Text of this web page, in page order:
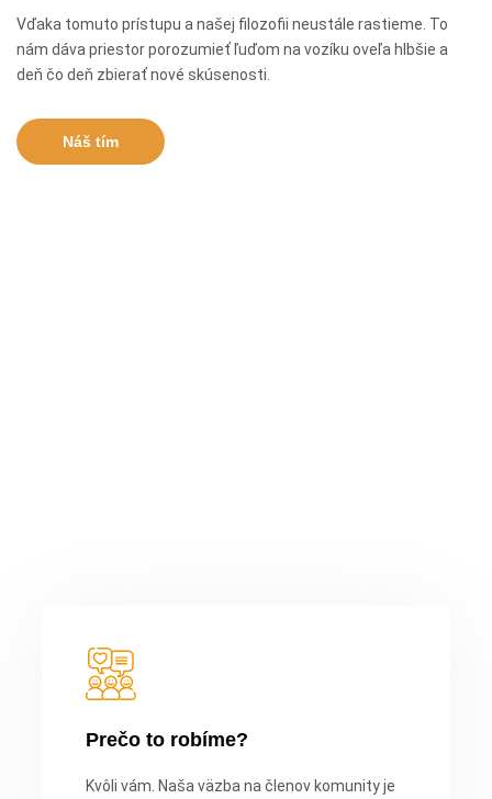
Vďaka tomuto prístupu a našej filozofii neustále rastieme. To
nám dáva priestor porozumieť ľuďom na vozíku oveľa hlbšie a
deň čo deň zbierať nové skúsenosti.
Náš tím
Prečo to robíme?
Kvôli vám. Naša väzba na členov komunity je